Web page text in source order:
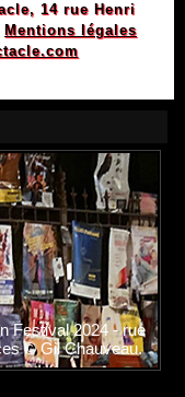
14 rue Henri
Mentions légales
Festival 2024 - rue
© Gil Chauveau.